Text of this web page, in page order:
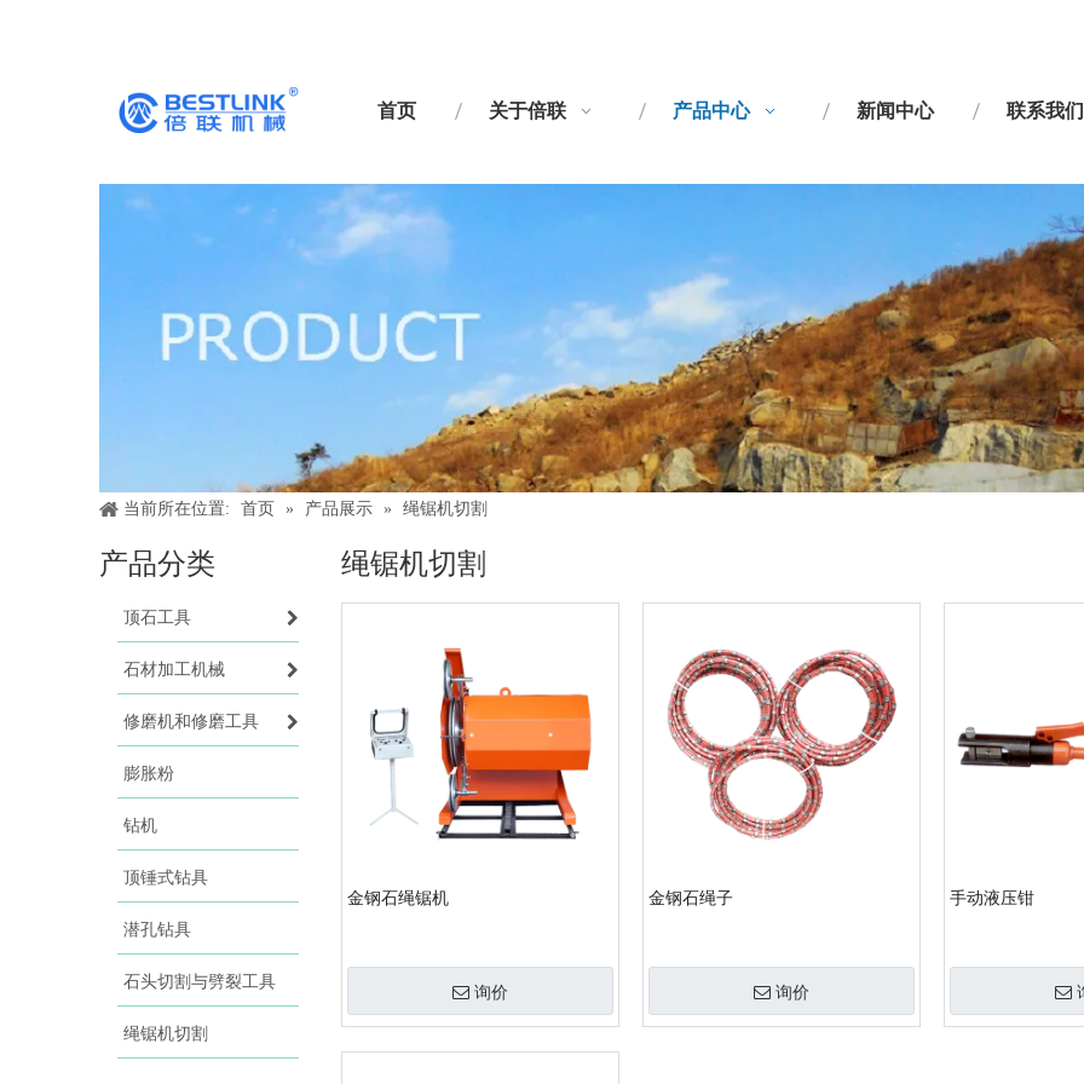
首页 关于倍联 产品中心 新闻中心 联系我们
当前所在位置: 首页 » 产品展示 » 绳锯机切割
产品分类
顶石工具
石材加工机械
修磨机和修磨工具
膨胀粉
钻机
顶锤式钻具
潜孔钻具
石头切割与劈裂工具
绳锯机切割
绳锯机切割
金钢石绳锯机
询价
金钢石绳子
询价
手动液压钳